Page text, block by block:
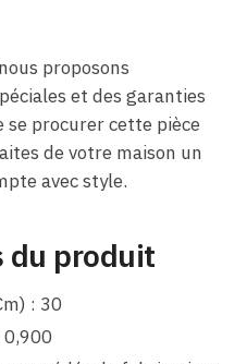
proposons
et des garanties
se procurer cette pièce
de votre maison un
avec style.
du produit
: 30
0,900